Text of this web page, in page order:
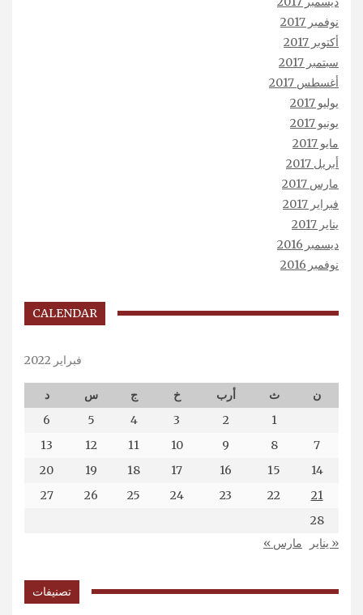
نوفمبر 2017
أكتوبر 2017
سبتمبر 2017
أغسطس 2017
يوليو 2017
يونيو 2017
مايو 2017
أبريل 2017
مارس 2017
فبراير 2017
يناير 2017
ديسمبر 2016
نوفمبر 2016
CALENDAR
فبراير 2022
ن ث أرب خ ج س
د
1
2
3
4
5
6
7
8
9
10
11
12
13
14
15
16
17
18
19
20
21
22
23
24
25
26
27
28
« يناير
مارس »
تصنيفات